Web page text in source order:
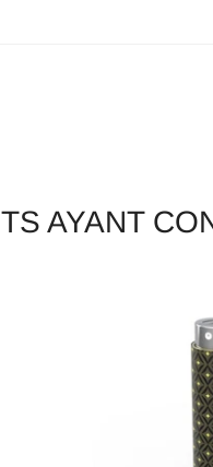
AYANT